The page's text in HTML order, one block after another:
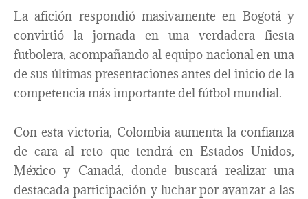
La afición respondió masivamente en Bogotá y
convirtió la jornada en una verdadera fiesta
futbolera, acompañando al equipo nacional en una
de sus últimas presentaciones antes del inicio de la
competencia más importante del fútbol mundial.
Con esta victoria, Colombia aumenta la confianza
de cara al reto que tendrá en Estados Unidos,
México y Canadá, donde buscará realizar una
destacada participación y luchar por avanzar a las